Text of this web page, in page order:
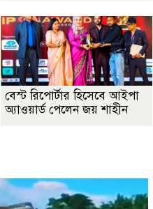
বেস্ট রিপোর্টার হিসেবে আইপা
অ্যাওয়ার্ড পেলেন জয় শাহীন